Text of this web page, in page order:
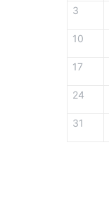
3
10
17
24
31